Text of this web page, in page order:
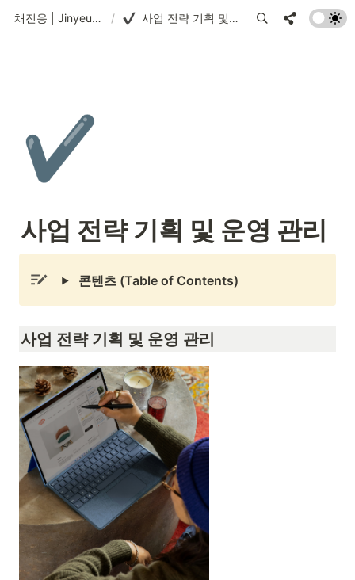
채진용 | Jinyeung Chae / 사업 전략 기획 및 운영 관리
✔️
사업 전략 기획 및 운영 관리
콘텐츠 (Table of Contents)
사업 전략 기획 및 운영 관리